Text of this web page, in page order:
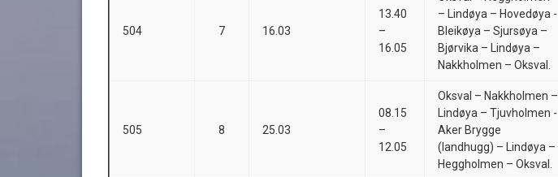
504 7 16.03
13.40
–
16.05
– Lindøya – Hovedøya -
Bleikøya – Sjursøya –
Bjørvika – Lindøya –
Nakkholmen – Oksval.
505 8 25.03
08.15
–
12.05
Oksval – Nakkholmen –
Lindøya – Tjuvholmen -
Aker Brygge
(landhugg) – Lindøya –
Heggholmen – Oksval.